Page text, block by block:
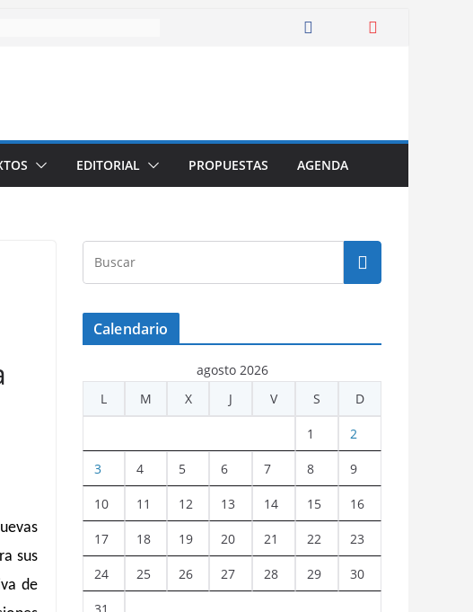
EDITORIAL PROPUESTAS AGENDA
sus
de
Calendario
agosto 2026
L
M X J V S D
1 2
3 4 5 6 7 8 9
10 11 12 13 14 15 16
17 18 19 20 21 22 23
24 25 26 27 28 29 30